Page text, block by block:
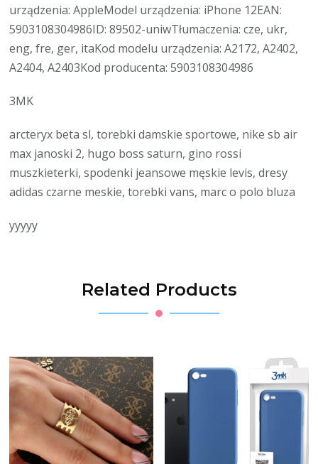
urządzenia: AppleModel urządzenia: iPhone 12EAN:
5903108304986ID: 89502-uniwTłumaczenia: cze, ukr,
eng, fre, ger, itaKod modelu urządzenia: A2172, A2402,
A2404, A2403Kod producenta: 5903108304986
3MK
arcteryx beta sl, torebki damskie sportowe, nike sb air
max janoski 2, hugo boss saturn, gino rossi
muszkieterki, spodenki jeansowe męskie levis, dresy
adidas czarne meskie, torebki vans, marc o polo bluza
yyyyy
Related Products